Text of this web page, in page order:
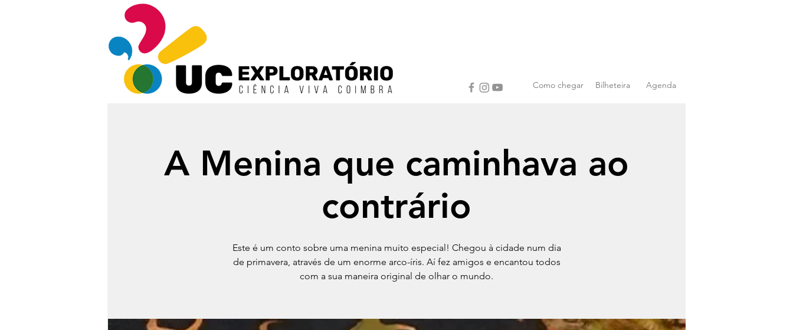
Como chegar Bilheteira Agenda
A Menina que caminhava ao
contrário
Este é um conto sobre uma menina muito especial! Chegou à cidade num dia
de primavera, através de um enorme arco-íris. Aí fez amigos e encantou todos
com a sua maneira original de olhar o mundo.